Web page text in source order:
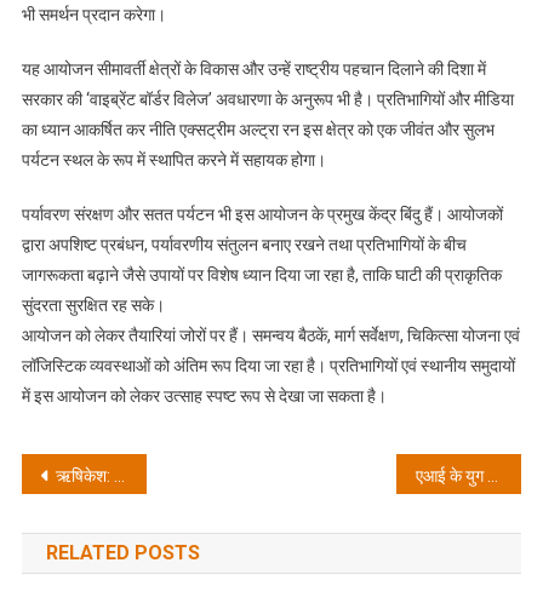
भी समर्थन प्रदान करेगा।
यह आयोजन सीमावर्ती क्षेत्रों के विकास और उन्हें राष्ट्रीय पहचान दिलाने की दिशा में
सरकार की ‘वाइब्रेंट बॉर्डर विलेज’ अवधारणा के अनुरूप भी है। प्रतिभागियों और मीडिया
का ध्यान आकर्षित कर नीति एक्सट्रीम अल्ट्रा रन इस क्षेत्र को एक जीवंत और सुलभ
पर्यटन स्थल के रूप में स्थापित करने में सहायक होगा।
पर्यावरण संरक्षण और सतत पर्यटन भी इस आयोजन के प्रमुख केंद्र बिंदु हैं। आयोजकों
द्वारा अपशिष्ट प्रबंधन, पर्यावरणीय संतुलन बनाए रखने तथा प्रतिभागियों के बीच
जागरूकता बढ़ाने जैसे उपायों पर विशेष ध्यान दिया जा रहा है, ताकि घाटी की प्राकृतिक
सुंदरता सुरक्षित रह सके।
आयोजन को लेकर तैयारियां जोरों पर हैं। समन्वय बैठकें, मार्ग सर्वेक्षण, चिकित्सा योजना एवं
लॉजिस्टिक व्यवस्थाओं को अंतिम रूप दिया जा रहा है। प्रतिभागियों एवं स्थानीय समुदायों
में इस आयोजन को लेकर उत्साह स्पष्ट रूप से देखा जा सकता है।
Post
navigation
ऋषिकेश: मुख्यमंत्री धामी और भाजपा राष्ट्रीय अध्यक्ष नितिन नबीन ने परमार्थ निकेतन में की भव्य गंगा आरती, प्रदेश की खुशहाली की कामना की
RELATED POSTS